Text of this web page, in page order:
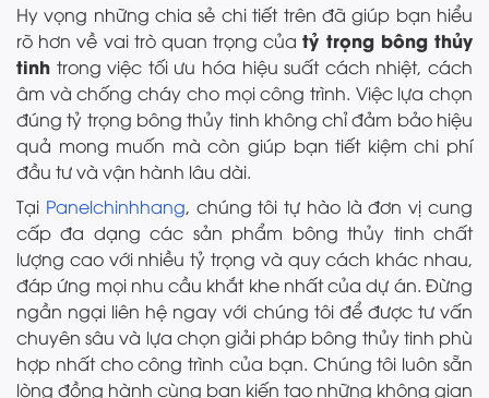
Hy vọng những chia sẻ chi tiết trên đã giúp bạn hiểu
rõ hơn về vai trò quan trọng củatỷ trọng bông thủy
tinh trong việc tối ưu hóa hiệu suất cách nhiệt, cách
âm và chống cháy cho mọi công trình. Việc lựa chọn
đúng tỷ trọng bông thủy tinh không chỉ đảm bảo hiệu
quả mong muốn mà còn giúp bạn tiết kiệm chi phí
đầu tư và vận hành lâu dài.
Tại Panelchinhhang, chúng tôi tự hào là đơn vị cung
cấp đa dạng các sản phẩm bông thủy tinh chất
lượng cao với nhiều tỷ trọng và quy cách khác nhau,
đáp ứng mọi nhu cầu khắt khe nhất của dự án. Đừng
ngần ngại liên hệ ngay với chúng tôi để được tư vấn
chuyên sâu và lựa chọn giải pháp bông thủy tinh phù
hợp nhất cho công trình của bạn. Chúng tôi luôn sẵn
lòng đồng hành cùng bạn kiến tạo những không gian